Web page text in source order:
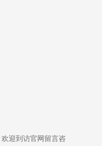
迎到访官网留言咨